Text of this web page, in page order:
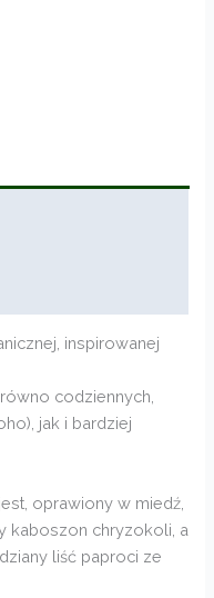
inspirowanej
codziennych,
jak i bardziej
oprawiony w miedź,
kaboszon chryzokoli, a
liść paproci ze